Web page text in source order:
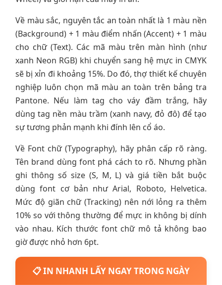
Về màu sắc, nguyên tắc an toàn nhất là 1 màu nền
(Background) + 1 màu điểm nhấn (Accent) + 1 màu
cho chữ (Text). Các mã màu trên màn hình (như
xanh Neon RGB) khi chuyển sang hệ mực in CMYK
sẽ bị xỉn đi khoảng 15%. Do đó, thợ thiết kế chuyên
nghiệp luôn chọn mã màu an toàn trên bảng tra
Pantone. Nếu làm tag cho váy đầm trắng, hãy
dùng tag nền màu trầm (xanh navy, đỏ đô) để tạo
sự tương phản mạnh khi đính lên cổ áo.
Về Font chữ (Typography), hãy phân cấp rõ ràng.
Tên brand dùng font phá cách to rõ. Nhưng phần
ghi thông số size (S, M, L) và giá tiền bắt buộc
dùng font cơ bản như Arial, Roboto, Helvetica.
Mức độ giãn chữ (Tracking) nên nới lỏng ra thêm
10% so với thông thường để mực in không bị dính
vào nhau. Kích thước font chữ mô tả không bao
giờ được nhỏ hơn 6pt.
📋 IN NHANH LẤY NGAY TRONG NGÀY